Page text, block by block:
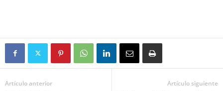
Artículo anterior Artículo siguiente